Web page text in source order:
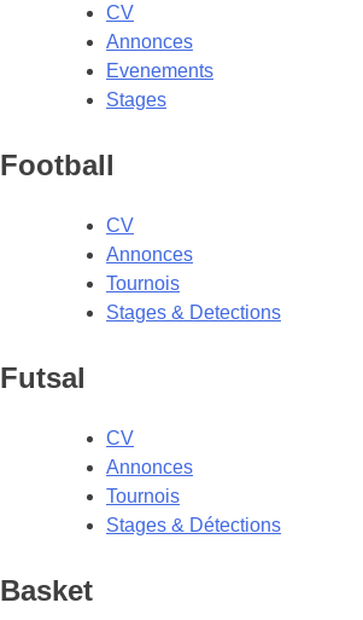
CV
Annonces
Evenements
Stages
Football
CV
Annonces
Tournois
Stages & Detections
Futsal
CV
Annonces
Tournois
Stages & Détections
Basket